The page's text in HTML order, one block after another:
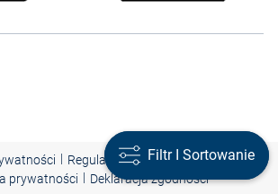
| Regulamin | Nota prawna |
prywatności | Deklaracja zgodności
Filtr I Sortowanie
Filtr I Sortowanie